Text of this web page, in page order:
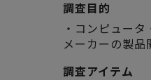
調査目的
・コンピュー
メーカーの製品
調査アイテム